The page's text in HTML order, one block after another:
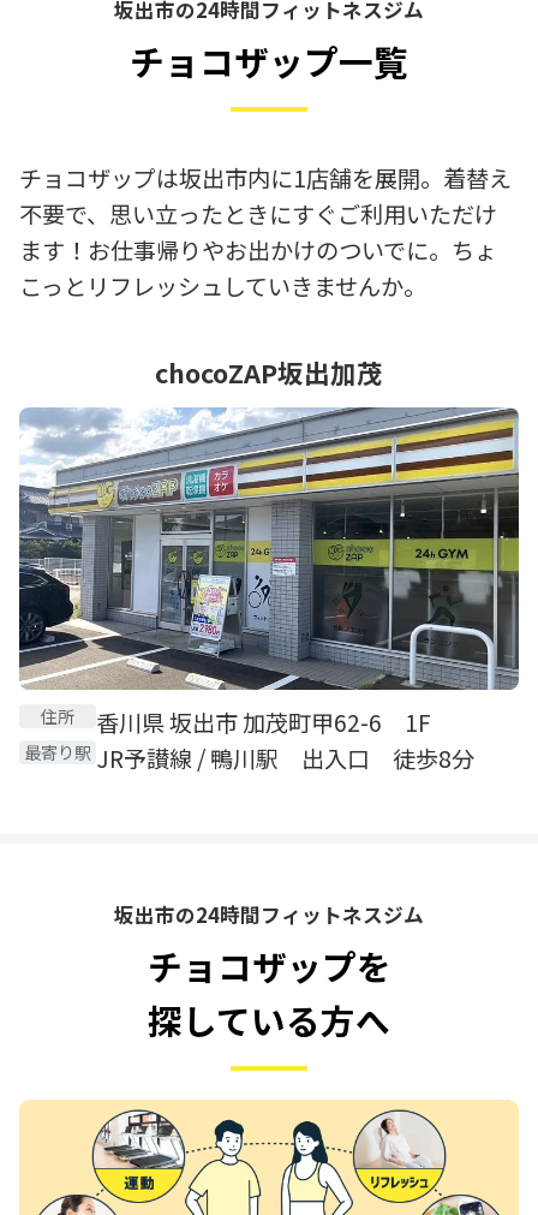
坂出市の24時間フィットネスジム
チョコザップ一覧
チョコザップは坂出市内に1店舗を展開。着替え
不要で、思い立ったときにすぐご利用いただけ
ます！お仕事帰りやお出かけのついでに。ちょ
こっとリフレッシュしていきませんか。
chocoZAP坂出加茂
住所 香川県 坂出市 加茂町甲62-6 1F
最寄り駅 JR予讃線 / 鴨川駅 出入口 徒歩8分
坂出市の24時間フィットネスジム
チョコザップを
探している方へ